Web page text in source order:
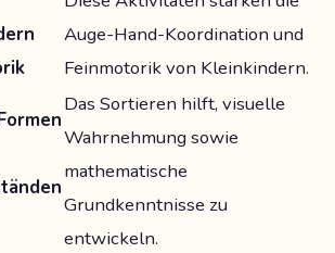
Auge-Hand-Koordination und
Feinmotorik von Kleinkindern.
Das Sortieren hilft, visuelle
Wahrnehmung sowie
mathematische
Grundkenntnisse zu
entwickeln.